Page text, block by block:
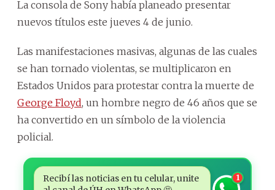
La consola de Sony había planeado presentar
nuevos títulos este jueves 4 de junio.
Las manifestaciones masivas, algunas de las cuales
se han tornado violentas, se multiplicaron en
Estados Unidos para protestar contra la muerte de
George Floyd, un hombre negro de 46 años que se
ha convertido en un símbolo de la violencia
policial.
Recibí las noticias en tu celular, unite
1